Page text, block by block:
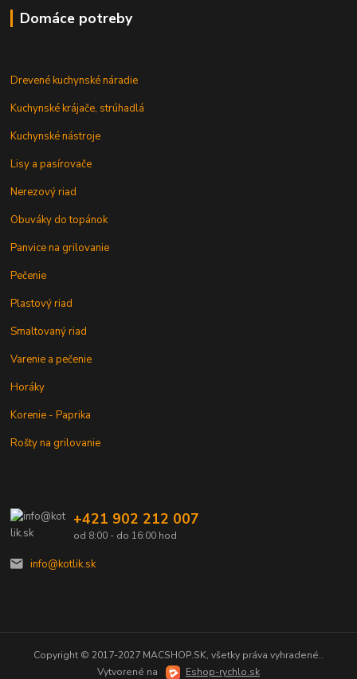
Domáce potreby
Drevené kuchynské náradie
Kuchynské krájače, strúhadlá
Kuchynské nástroje
Lisy a pasírovače
Nerezový riad
Obuváky do topánok
Panvice na grilovanie
Pečenie
Plastový riad
Smaltovaný riad
Varenie a pečenie
Horáky
Korenie - Paprika
Rošty na grilovanie
+421 902 212 007
od 8:00 - do 16:00 hod
info@kotlik.sk
Copyright © 2017-2027 MACSHOP.SK, všetky práva vyhradené..
Vytvorené na
Eshop-rychlo.sk